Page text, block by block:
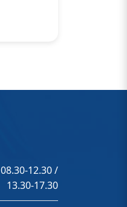
08.30-12.30 /
13.30-17.30